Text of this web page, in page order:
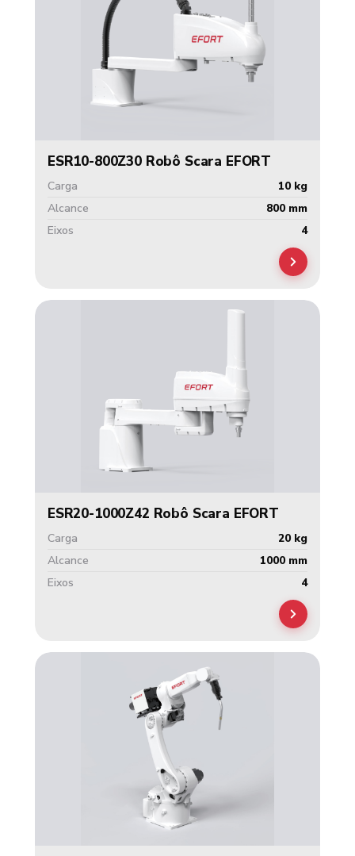
ESR10-800Z30 Robô Scara EFORT
Carga
10 kg
Alcance
800 mm
Eixos
4
ESR20-1000Z42 Robô Scara EFORT
Carga
20 kg
Alcance
1000 mm
Eixos
4